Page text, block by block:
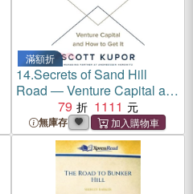
滿額折
14.Secrets of Sand Hill
Road ― Venture Capital and
How to Get It
79 1111
無庫存